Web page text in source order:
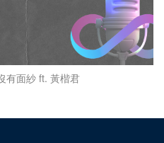
有面紗 ft. 黃楷君